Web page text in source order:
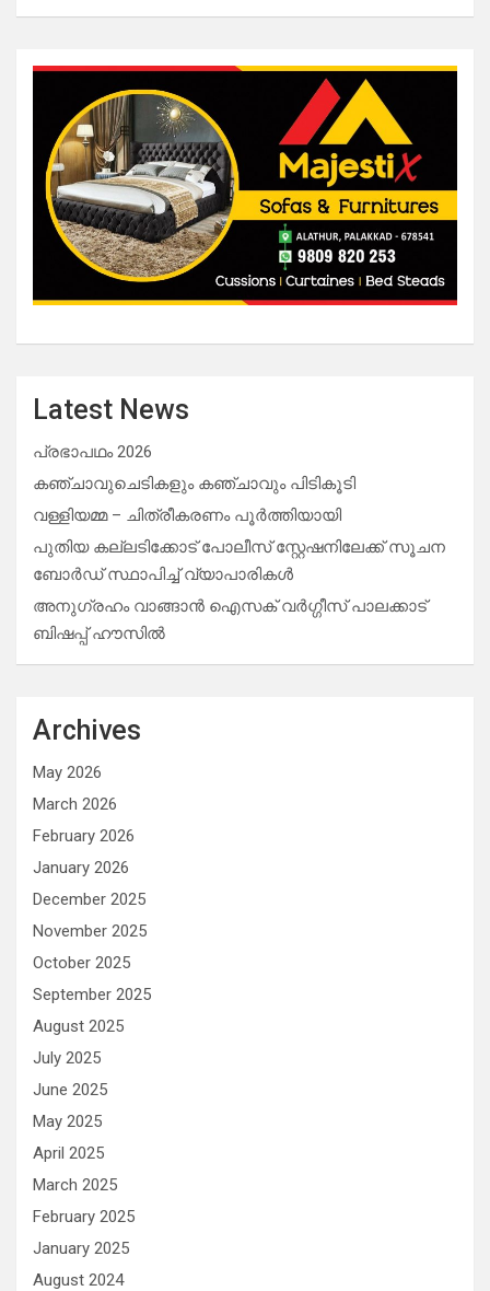
Latest News
പ്രഭാപഥം 2026
കഞ്ചാവുചെടികളും കഞ്ചാവും പിടികൂടി
വള്ളിയമ്മ – ചിത്രീകരണം പൂർത്തിയായി
പുതിയ കല്ലടിക്കോട് പോലീസ് സ്റ്റേഷനിലേക്ക് സൂചന
ബോർഡ് സ്ഥാപിച്ച് വ്യാപാരികൾ
അനുഗ്രഹം വാങ്ങാൻ ഐസക് വര്‍ഗ്ഗീസ് പാലക്കാട്
ബിഷപ്പ് ഹൗസില്‍
Archives
May 2026
March 2026
February 2026
January 2026
December 2025
November 2025
October 2025
September 2025
August 2025
July 2025
June 2025
May 2025
April 2025
March 2025
February 2025
January 2025
August 2024